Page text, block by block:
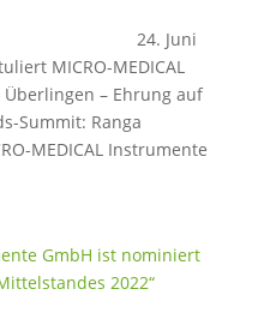
24. Juni
MICRO-MEDICAL
– Ehrung auf
Summit: Ranga
MEDICAL Instrumente